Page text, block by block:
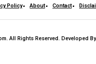
Policy About Contact
All Rights Reserved. Developed